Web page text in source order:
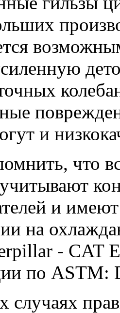
и
что
и
на
- CAT
по ASTM:
случаях